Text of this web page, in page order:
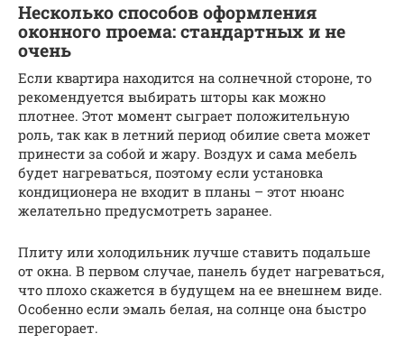
Несколько способов оформления
оконного проема: стандартных и не
очень
Если квартира находится на солнечной стороне, то
рекомендуется выбирать шторы как можно
плотнее. Этот момент сыграет положительную
роль, так как в летний период обилие света может
принести за собой и жару. Воздух и сама мебель
будет нагреваться, поэтому если установка
кондиционера не входит в планы – этот нюанс
желательно предусмотреть заранее.
Плиту или холодильник лучше ставить подальше
от окна. В первом случае, панель будет нагреваться,
что плохо скажется в будущем на ее внешнем виде.
Особенно если эмаль белая, на солнце она быстро
перегорает.